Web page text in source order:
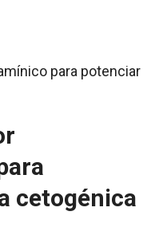
cetogénica